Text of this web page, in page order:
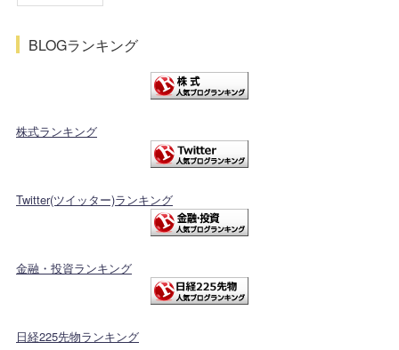
BLOGランキング
株式ランキング
Twitter(ツイッター)ランキング
金融・投資ランキング
日経225先物ランキング